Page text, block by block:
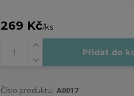
269 Kč/ks
Přidat do
Číslo produktu: A0017